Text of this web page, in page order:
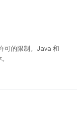
可的限制。Java 和